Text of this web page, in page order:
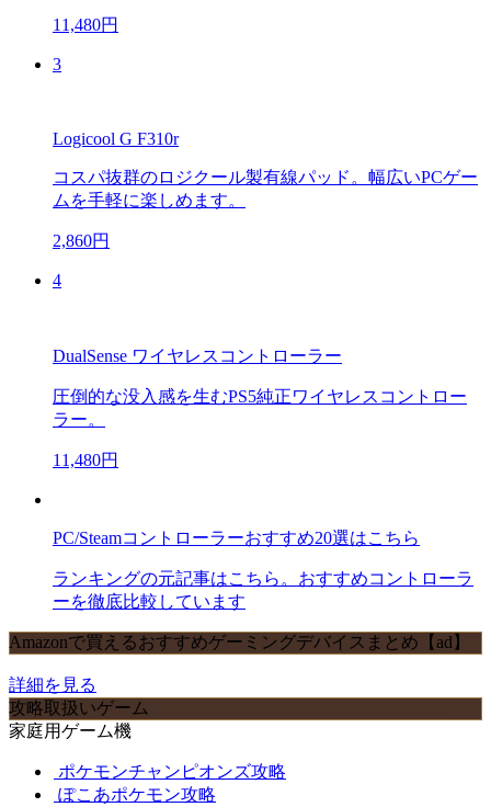
11,480円
3
Logicool G F310r
コスパ抜群のロジクール製有線パッド。幅広いPCゲー
ムを手軽に楽しめます。
2,860円
4
DualSense ワイヤレスコントローラー
圧倒的な没入感を生むPS5純正ワイヤレスコントロー
ラー。
11,480円
PC/Steamコントローラーおすすめ20選はこちら
ランキングの元記事はこちら。おすすめコントローラ
ーを徹底比較しています
Amazonで買えるおすすめゲーミングデバイスまとめ【ad】
詳細を見る
攻略取扱いゲーム
家庭用ゲーム機
ポケモンチャンピオンズ攻略
ぽこあポケモン攻略